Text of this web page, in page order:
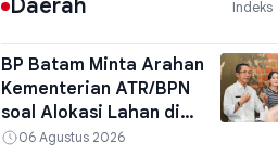
Daerah Indeks
BP Batam Minta Arahan
Kementerian ATR/BPN
soal Alokasi Lahan di
Kawasan Perairan yang
06 Agustus 2026